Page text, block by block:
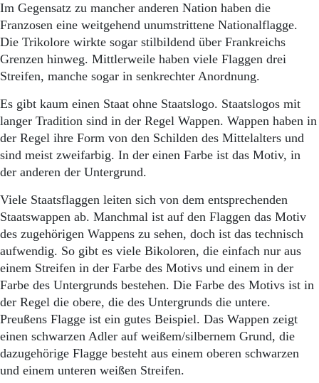
Start
Wer wir sind
Aktuelle Ausgabe
Abonnenten-Login
Abonnent werden
Archiv
Mediadaten
Pommern
Berlin-Brandenburg
Schlesien
Danzig und Westpreußen
Bücher
Kontakt
Impressum
Datenschutz
Im Gegensatz zu mancher anderen Nation haben die
Franzosen eine weitgehend unumstrittene Nationalflagge.
Die Trikolore wirkte sogar stilbildend über Frankreichs
Grenzen hinweg. Mittlerweile haben viele Flaggen drei
Streifen, manche sogar in senkrechter Anordnung.
Es gibt kaum einen Staat ohne Staatslogo. Staatslogos mit
langer Tradition sind in der Regel Wappen. Wappen haben in
der Regel ihre Form von den Schilden des Mittelalters und
sind meist zweifarbig. In der einen Farbe ist das Motiv, in
der anderen der Untergrund.
Viele Staatsflaggen leiten sich von dem entsprechenden
Staatswappen ab. Manchmal ist auf den Flaggen das Motiv
des zugehörigen Wappens zu sehen, doch ist das technisch
aufwendig. So gibt es viele Bikoloren, die einfach nur aus
einem Streifen in der Farbe des Motivs und einem in der
Farbe des Untergrunds bestehen. Die Farbe des Motivs ist in
der Regel die obere, die des Untergrunds die untere.
Preußens Flagge ist ein gutes Beispiel. Das Wappen zeigt
einen schwarzen Adler auf weißem/silbernem Grund, die
dazugehörige Flagge besteht aus einem oberen schwarzen
und einem unteren weißen Streifen.